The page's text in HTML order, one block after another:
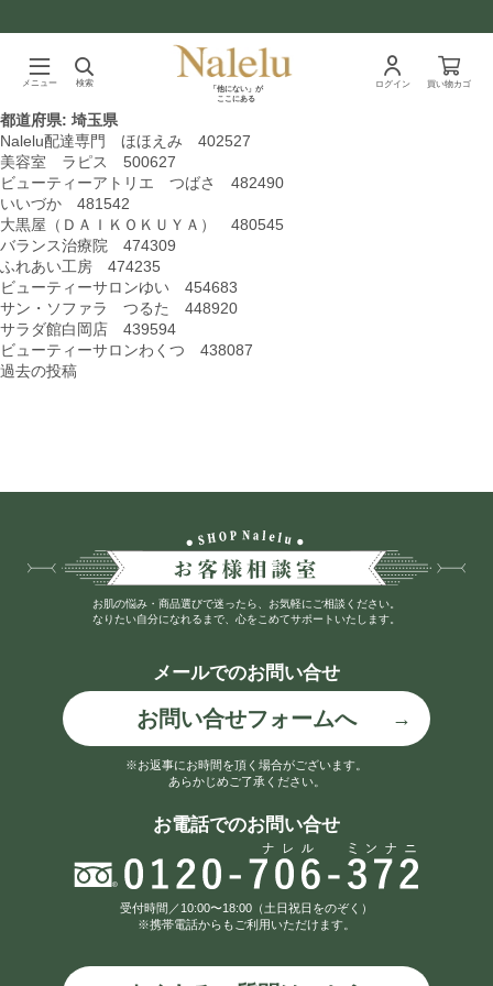
メニュー 検索
「他にない」が
ここにある
ログイン 買い物カゴ
都道府県: 埼玉県
Nalelu配達専門 ほほえみ 402527
美容室 ラピス 500627
ビューティーアトリエ つばさ 482490
いいづか 481542
大黒屋（ＤＡＩＫＯＫＵＹＡ） 480545
バランス治療院 474309
ふれあい工房 474235
ビューティーサロンゆい 454683
サン・ソファラ つるた 448920
サラダ館白岡店 439594
ビューティーサロンわくつ 438087
投
シ
過去の投稿
お肌の悩み・商品選びで迷ったら、お気軽にご相談ください。
なりたい自分になれるまで、心をこめてサポートいたします。
メールでのお問い合せ
お問い合せフォームへ
※お返事にお時間を頂く場合がございます。
あらかじめご了承ください。
お電話でのお問い合せ
受付時間／10:00〜18:00（土日祝日をのぞく）
※携帯電話からもご利用いただけます。